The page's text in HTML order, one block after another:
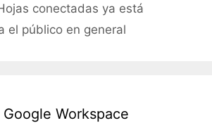
conectadas ya está
el público en general
Workspace